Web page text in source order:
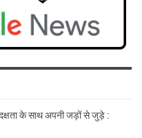
के साथ अपनी जड़ों से जुड़े :